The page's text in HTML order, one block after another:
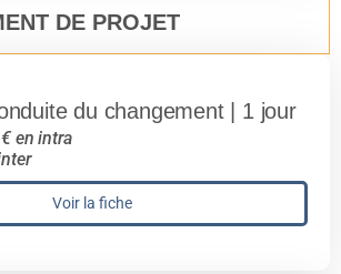
DE PROJET
du changement | 1 jour
en intra
Voir la fiche